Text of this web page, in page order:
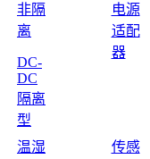
非隔
离
DC-
DC
隔离
型
电源
适配
器
温湿
传感